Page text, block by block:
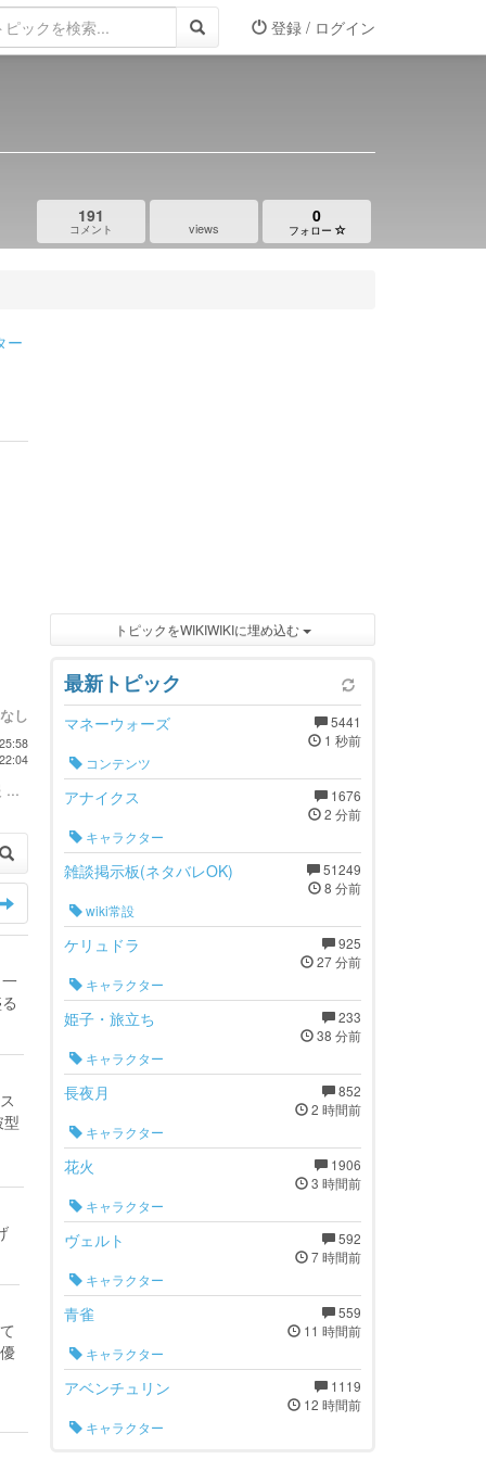
登録 / ログイン
191
コメント views
0
フォロー
ー
し
...
トピックをWIKIWIKIに埋め込む
最新トピック
5441
1 秒前
マネーウォーズ
コンテンツ
1676
2 分前
アナイクス
キャラクター
51249
8 分前
雑談掲示板(ネタバレOK)
wiki常設
925
27 分前
ケリュドラ
キャラクター
233
38 分前
姫子・旅立ち
キャラクター
852
2 時間前
長夜月
キャラクター
1906
3 時間前
花火
キャラクター
592
7 時間前
ヴェルト
キャラクター
559
11 時間前
青雀
キャラクター
1119
12 時間前
アベンチュリン
キャラクター